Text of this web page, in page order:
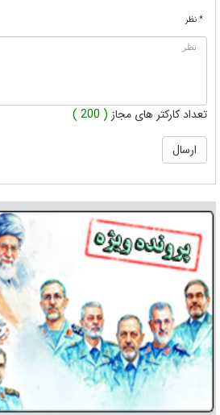
* نظر
تعداد کارکتر های مجاز ( 200 )